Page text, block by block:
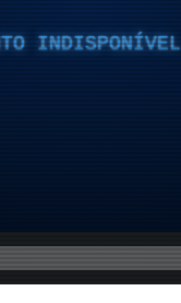
INDISPONÍVEL